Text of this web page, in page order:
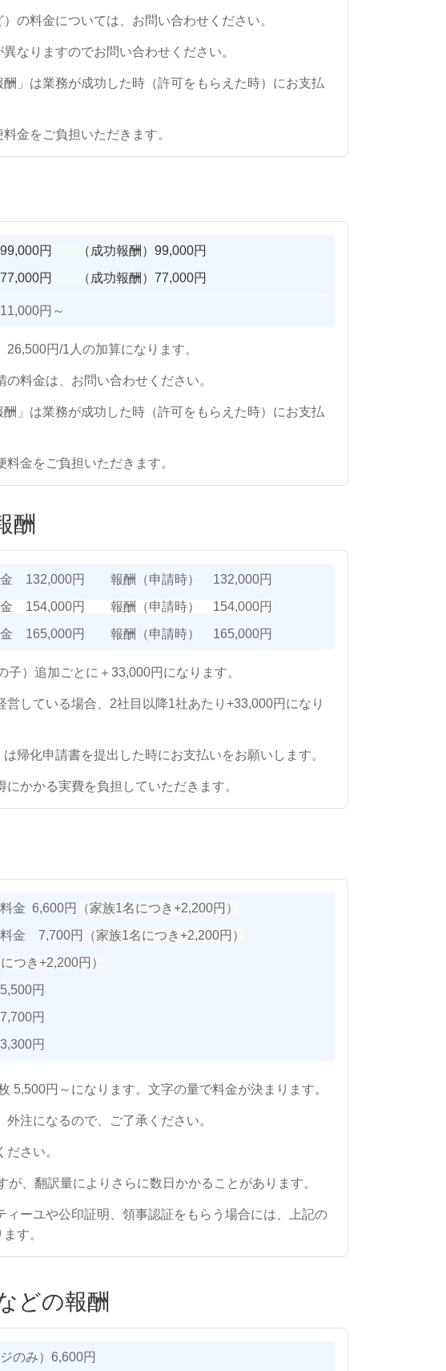
の料金については、お問い合わせください。
なりますのでお問い合わせください。
」は業務が成功した時（許可をもらえた時）にお支払
金をご負担いただきます。
円 （成功報酬）99,000円
77,000円 （成功報酬）77,000円
円～
円/1人の加算になります。
料金は、お問い合わせください。
」は業務が成功した時（許可をもらえた時）にお支払
金をご負担いただきます。
酬
円 報酬（申請時） 132,000円
金 154,000円 報酬（申請時） 154,000円
金 165,000円 報酬（申請時） 165,000円
子） 追加ごとに＋33,000円になります。
している場合、2社目以降1社あたり+33,000円になり
帰化申請書を提出した時にお支払いをお願いします。
かかる実費を負担していただきます。
金 6,600円
（家族1名につき+2,200円）
料金 7,700円
（家族1名につき+2,200円）
つき+2,200円）
円
7,700円
円
5,500円～になります。文字の量で料金が決まります。
注になるので、ご了承ください。
さい。
が、翻訳量によりさらに数日かかることがあります。
ーユや公印証明、領事認証をもらう場合には、上記の
す。
どの報酬
のみ）6,600円